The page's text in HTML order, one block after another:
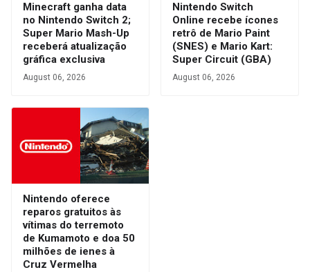
Minecraft ganha data
no Nintendo Switch 2;
Super Mario Mash-Up
receberá atualização
gráfica exclusiva
August 06, 2026
Nintendo Switch
Online recebe ícones
retrô de Mario Paint
(SNES) e Mario Kart:
Super Circuit (GBA)
August 06, 2026
Nintendo oferece
reparos gratuitos às
vítimas do terremoto
de Kumamoto e doa 50
milhões de ienes à
Cruz Vermelha